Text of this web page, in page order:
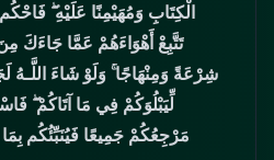
الْكِتَابِ وَمُهَيْمِنًا عَلَيْهِ ۖ فَاحْكُم
تَتَّبِعْ أَهْوَاءَهُمْ عَمَّا جَاءَكَ
شِرْعَةً وَمِنْهَاجًا ۚ وَلَوْ شَاءَ اللَّـهُ
لِّيَبْلُوَكُمْ فِي مَا آتَاكُمْ
مَرْجِعُكُمْ جَمِيعًا فَيُنَبِّئُكُم بِمَا